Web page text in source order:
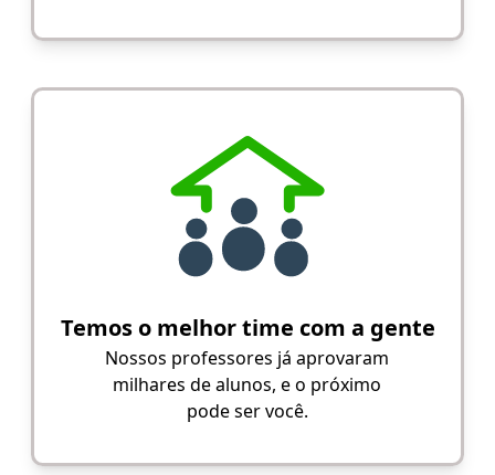
Temos o melhor time com a gente
Nossos professores já aprovaram
milhares de alunos, e o próximo
pode ser você.